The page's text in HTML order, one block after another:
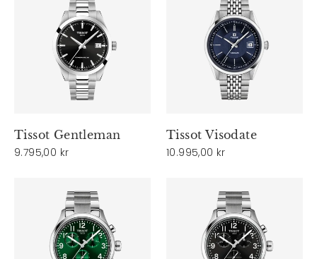
Tissot Gentleman
9.795,00 kr
Tissot Visodate
10.995,00 kr